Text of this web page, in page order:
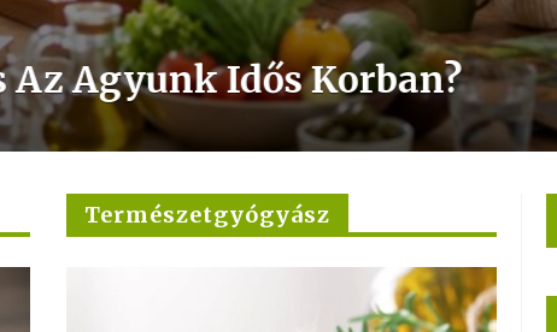
Beszélnek – Te
Természetgyógyász